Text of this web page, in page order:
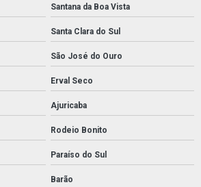
Santana da Boa Vista
Santa Clara do Sul
São José do Ouro
Erval Seco
Ajuricaba
Rodeio Bonito
Paraíso do Sul
Barão